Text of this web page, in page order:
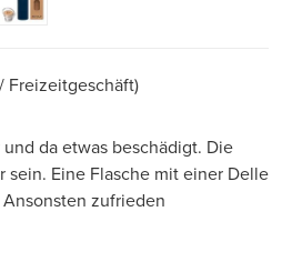
Freizeitgeschäft)
da etwas beschädigt. Die
sein. Eine Flasche mit einer Delle
zufrieden